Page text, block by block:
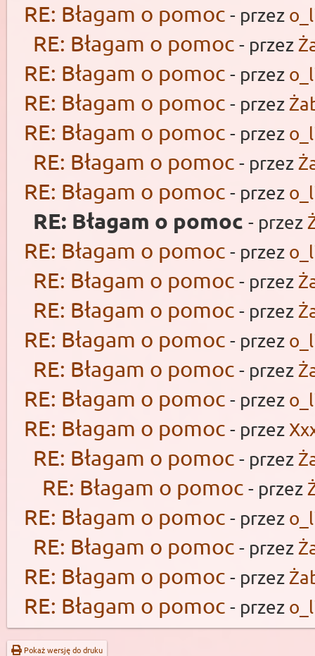
RE: Błagam o pomoc - przez
RE: Błagam o pomoc - przez
RE: Błagam o pomoc - przez
RE: Błagam o pomoc - przez
RE: Błagam o pomoc - przez
RE: Błagam o pomoc - przez
RE: Błagam o pomoc - przez
RE: Błagam o pomoc - przez
RE: Błagam o pomoc - przez
RE: Błagam o pomoc - przez
RE: Błagam o pomoc - przez
RE: Błagam o pomoc - przez
RE: Błagam o pomoc - przez
RE: Błagam o pomoc - przez
RE: Błagam o pomoc - przez
RE: Błagam o pomoc - przez
RE: Błagam o pomoc - przez
RE: Błagam o pomoc - przez
RE: Błagam o pomoc - przez
RE: Błagam o pomoc - przez
RE: Błagam o pomoc - przez
Pokaż wersję do druku